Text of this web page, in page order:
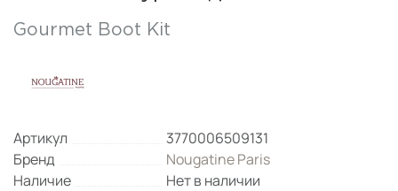
Gourmet Boot Kit
Артикул
3770006509131
Бренд
Nougatine Paris
Наличие
Нет в наличии